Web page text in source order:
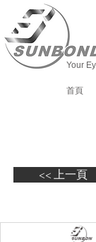
Your
首頁
<< 上一頁